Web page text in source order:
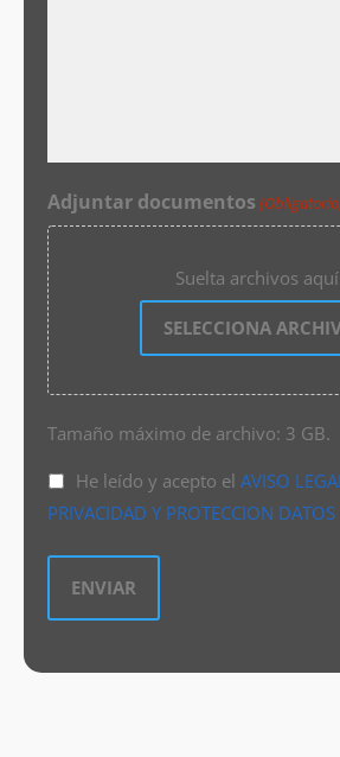
Adjuntar documentos
Suelta archivos
SELECCIONA
Tamaño máximo de archivo: 3 GB.
He leído y acepto el AVISO LEGAL
PRIVACIDAD Y PROTECCION DATOS